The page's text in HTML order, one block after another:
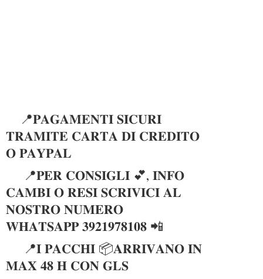
📍𝐏𝐀𝐆𝐀𝐌𝐄𝐍𝐓𝐈 𝐒𝐈𝐂𝐔𝐑𝐈
𝐓𝐑𝐀𝐌𝐈𝐓𝐄 𝐂𝐀𝐑𝐓𝐀 𝐃𝐈 𝐂𝐑𝐄𝐃𝐈𝐓𝐎
𝐎 𝐏𝐀𝐘𝐏𝐀𝐋
📍𝐏𝐄𝐑 𝐂𝐎𝐍𝐒𝐈𝐆𝐋𝐈 💕, 𝐈𝐍𝐅𝐎
𝐂𝐀𝐌𝐁𝐈 𝐎 𝐑𝐄𝐒𝐈 𝐒𝐂𝐑𝐈𝐕𝐈𝐂𝐈 𝐀𝐋
𝐍𝐎𝐒𝐓𝐑𝐎 𝐍𝐔𝐌𝐄𝐑𝐎
𝐖𝐇𝐀𝐓𝐒𝐀𝐏𝐏 𝟑𝟗𝟐𝟏𝟗𝟕𝟖𝟏𝟎𝟖 📲
📍𝐈 𝐏𝐀𝐂𝐂𝐇𝐈 📦𝐀𝐑𝐑𝐈𝐕𝐀𝐍𝐎 𝐈𝐍
𝐌𝐀𝐗 𝟒𝟖 𝐇 𝐂𝐎𝐍 𝐆𝐋𝐒